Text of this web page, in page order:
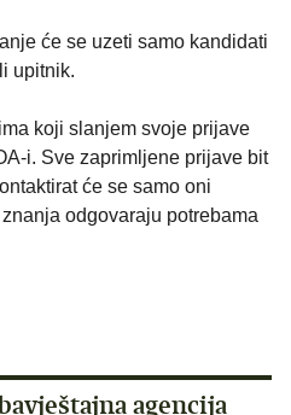
će se uzeti samo kandidati
upitnik.
koji slanjem svoje prijave
i. Sve zaprimljene prijave bit
će se samo oni
odgovaraju potrebama
agencija